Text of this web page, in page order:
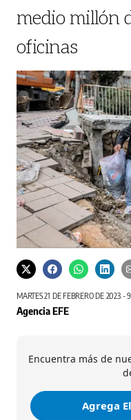
medio millón
oficinas
MARTES 21 DE FEBRERO DE 2023 -
Agencia EFE
Encuentra más de
Agrega